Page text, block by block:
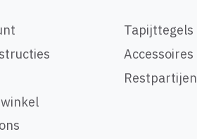
Tapijttegels
Accessoires
Restpartijen